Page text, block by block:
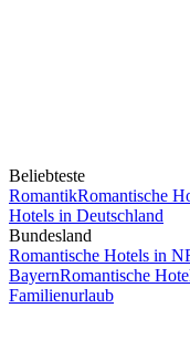
Beliebteste
RomantikRomantische
Hotels in Deutschland
Bundesland
Romantische Hotels in
BayernRomantische
Familienurlaub